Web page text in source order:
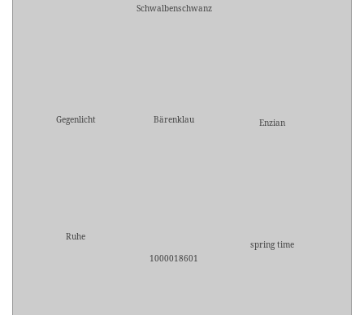
Schwalbenschwanz
Gegenlicht Bärenklau Enzian
Ruhe
1000018601
spring time